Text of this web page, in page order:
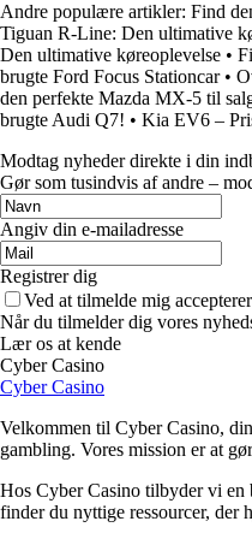
Andre populære artikler: Find
Tiguan R-Line: Den ultimative
Den ultimative køreoplevelse •
brugte Ford Focus Stationcar•
den perfekte Mazda MX-5 til
brugte Audi Q7! • Kia EV6 –
Modtag nyheder direkte i din
Gør som tusindvis af andre –
Angiv din e-mailadresse
Registrer dig
Ved at tilmelde mig
Når du tilmelder dig vores
Lær os at kende
Cyber Casino
Cyber Casino
Velkommen til Cyber Casino,
gambling. Vores mission er at
Hos Cyber Casino tilbyder vi en
finder du nyttige ressourcer, der